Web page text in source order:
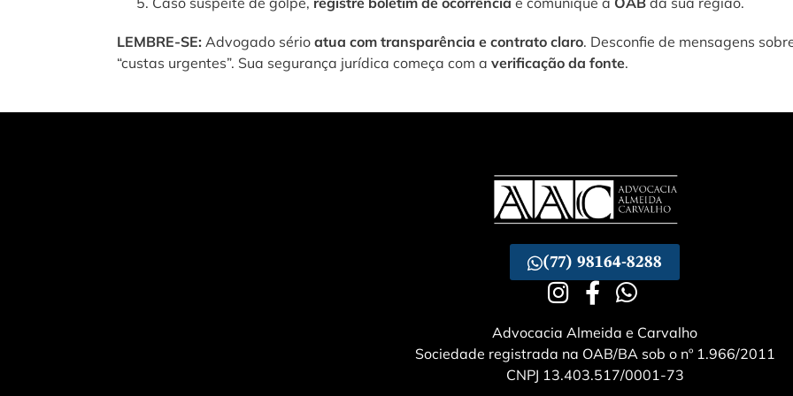
LEMBRE-SE: Advogado sério atua com transparência e contrato claro. Desconfie de mensagens
“custas urgentes”. Sua segurança jurídica começa com a verificação da fonte.
(77) 98164-8288
Advocacia Almeida e Carvalho
Sociedade registrada na OAB/BA sob o nº 1.966/2011
CNPJ 13.403.517/0001-73